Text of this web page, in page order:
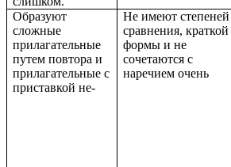
Образуют
сложные
прилагательные
путем повтора и
прилагательные с
приставкой не-
Не имеют степеней
сравнения, краткой
формы и не
сочетаются с
наречием очень